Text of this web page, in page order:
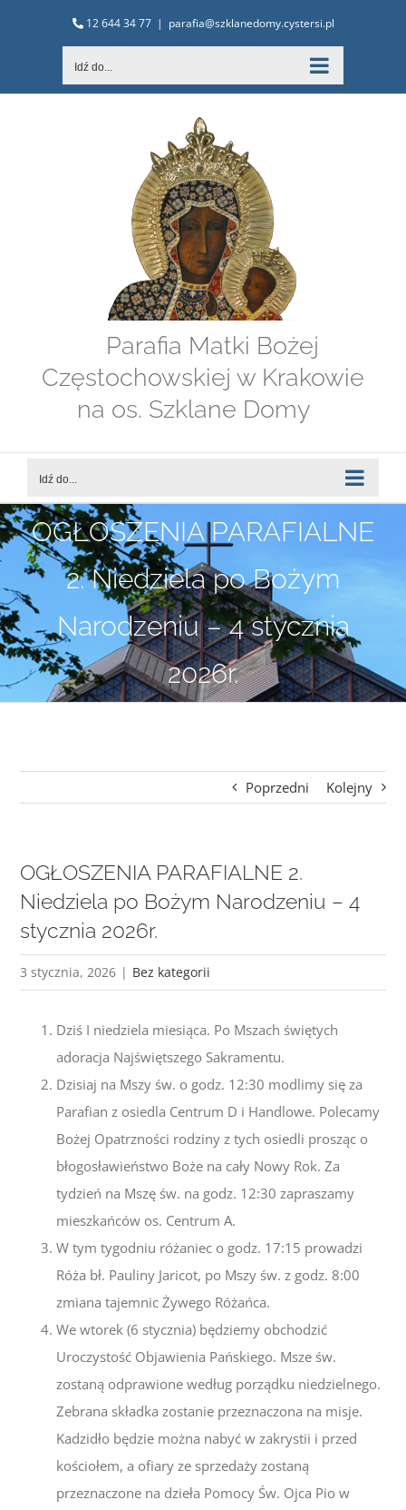
12 644 34 77 | parafia@szklanedomy.cystersi.pl
Idź do...
Parafia Matki Bożej
Częstochowskiej w Krakowie
na os. Szklane Domy
Idź do...
OGŁOSZENIA PARAFIALNE
2. Niedziela po Bożym
Narodzeniu – 4 stycznia
2026r.
Poprzedni Kolejny
OGŁOSZENIA PARAFIALNE 2.
Niedziela po Bożym Narodzeniu – 4
stycznia 2026r.
3 stycznia, 2026 | Bez kategorii
Dziś I niedziela miesiąca. Po Mszach świętych
adoracja Najświętszego Sakramentu.
Dzisiaj na Mszy św. o godz. 12:30 modlimy się za
Parafian z osiedla Centrum D i Handlowe. Polecamy
Bożej Opatrzności rodziny z tych osiedli prosząc o
błogosławieństwo Boże na cały Nowy Rok. Za
tydzień na Mszę św. na godz. 12:30 zapraszamy
mieszkańców os. Centrum A.
W tym tygodniu różaniec o godz. 17:15 prowadzi
Róża bł. Pauliny Jaricot, po Mszy św. z godz. 8:00
zmiana tajemnic Żywego Różańca.
We wtorek (6 stycznia) będziemy obchodzić
Uroczystość Objawienia Pańskiego. Msze św.
zostaną odprawione według porządku niedzielnego.
Zebrana składka zostanie przeznaczona na misje.
Kadzidło będzie można nabyć w zakrystii i przed
kościołem, a ofiary ze sprzedaży zostaną
przeznaczone na dzieła Pomocy Św. Ojca Pio w